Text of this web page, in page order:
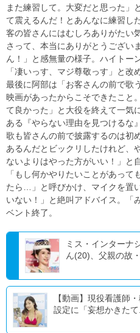
また練習して。大変だと思った」
て震えるんだ！とあんなに練習し
客の皆さんにはむしろありがたい
さって、本当にありがとうござい
ん！」と感無量の様子。ハイトー
「凄いっす、マジ尊敬っす」と改
最後に阿部は「お客さんの前で歌
映画があったからこそできたこと
て良かった」と大役を終えて一気
ある『やらない理由を見つけるな
歌も皆さんの前で披露するのは初
あるんだとビックリしたけれど、
ないよりはやった方がいい！」と
「もし何かやりたいことがあっ
たら…」と呼びかけ、マイクを置
いない！」と絶叫アドバイス。「
ベント終了。
ミス・インターナ
ん(20)、父親の故・
【動画】現役看護師
設定に「妄想かきたて